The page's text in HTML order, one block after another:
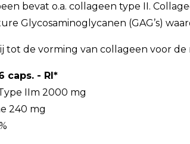
bevat o.a. collageen type II.
Glycosaminoglycanen (GAG’s)
tot de vorming van collageen voor
caps. - RI*
IIm 2000 mg
240 mg